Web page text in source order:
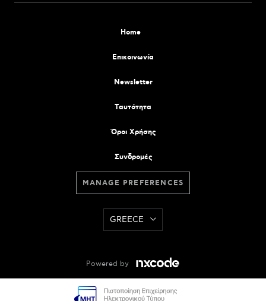
Home
Επικοινωνία
Newsletter
Tαυτότητα
Όροι Χρήσης
Συνδρομές
MANAGE PREFERENCES
GREECE
Powered by